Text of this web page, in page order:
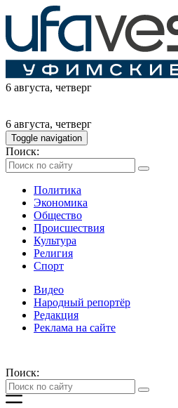
6 августа, четверг
6 августа, четверг
Toggle navigation
Поиск:
Политика
Экономика
Общество
Происшествия
Культура
Религия
Спорт
Видео
Народный репортёр
Редакция
Реклама на сайте
Поиск: